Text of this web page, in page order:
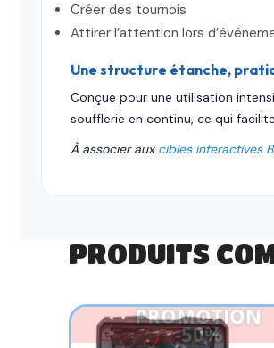
Créer des tournois
Attirer l’attention lors
Une structure étanche,
Conçue pour une utilisation
soufflerie en continu, ce qui
À associer aux cibles interactives
PRODUITS
PROMOTION
-50%